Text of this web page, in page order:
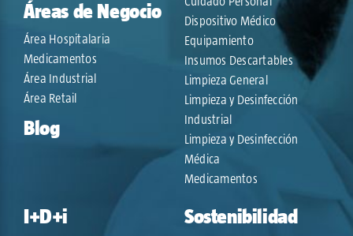
Áreas de Negocio
Área Hospitalaria
Medicamentos
Área Industrial
Área Retail
Blog
Dispositivo Médico
Equipamiento
Insumos Descartables
Limpieza General
Limpieza y Desinfección
Industrial
Limpieza y Desinfección
Médica
Medicamentos
I+D+i Sostenibilidad